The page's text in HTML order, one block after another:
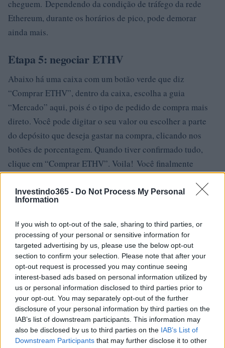
Investindo365 - Do Not Process My Personal
Information
If you wish to opt-out of the sale, sharing to third parties, or
processing of your personal or sensitive information for
targeted advertising by us, please use the below opt-out
section to confirm your selection. Please note that after your
opt-out request is processed you may continue seeing
interest-based ads based on personal information utilized by
us or personal information disclosed to third parties prior to
your opt-out. You may separately opt-out of the further
disclosure of your personal information by third parties on the
IAB’s list of downstream participants. This information may
also be disclosed by us to third parties on the IAB’s List of
Downstream Participants that may further disclose it to other
cheguem. Dependendo da condição de tráfego da rede
Ethereum, durante os horários de pico, pode demorar
ainda mais.
Etapa 5: negociar ETHV
Abaixo há uma caixa com um botão verde que diz
“Comprar ETHV”, dentro da caixa, escolha a guia
“Mercado” aqui, pois é o tipo de pedido de compra mais
direto. Você pode digitar o seu valor ou escolher a parte
do depósito que deseja gastar na compra, clicando nos
botões de porcentagem. Quando tiver confirmado tudo,
clique em “Comprar ETHV”. Voila! Você finalmente
pesquisa, agora certifique-se de que “ETH” esteja
selecionado, pois estamos trocando ETH por par
altcoin. Clique nele e digite “ETHV”, você deverá ver
ETHV / ETH, selecione esse par e deverá ver uma tabela de
preços de ETHV / ETH no meio da página.Volte para o
HotBit e vá para ‘Exchange’. Estrondo! Que vista! As
figuras que se movem constantemente podem ser um
pouco assustadoras, mas relaxe, vamos colocar nossas
cabeças em torno disso.
Além da (s) troca (s) acima, existem algumas trocas de
criptografia populares nas quais eles têm volumes